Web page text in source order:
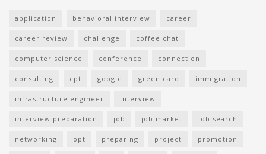
application behavioral interview career
career review challenge coffee chat
computer science conference connection
consulting cpt google green card immigration
infrastructure engineer interview
interview preparation job job market job search
networking opt preparing project promotion